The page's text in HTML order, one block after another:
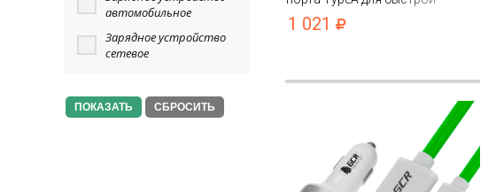
автомобильное
Зарядное устройство
сетевое
СБРОСИТЬ
зарядки 4.8A с LED индикатором
+ кабель MicroUSB QC 3.0
1 021